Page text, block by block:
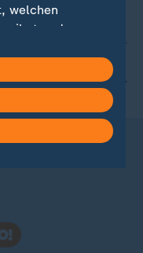
welchen
gibst und
für die Zukunft
oder ändern.
in unserer